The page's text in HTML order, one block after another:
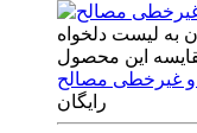
به لیست دلخواه
این محصول
و غیرخطی مصالح
رایگان